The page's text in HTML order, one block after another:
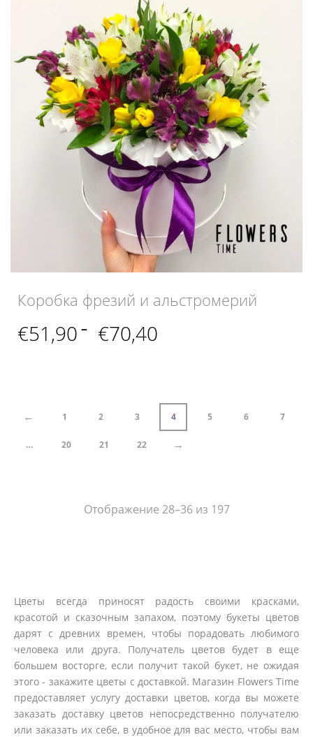
Коробка фрезий и альстромерий
€51,90 – €70,40
← 1 2 3 4 5 6 7
… 20 21 22 →
Отображение 28–36 из 197
Цветы всегда приносят радость своими красками,
красотой и сказочным запахом, поэтому букеты цветов
дарят с древних времен, чтобы порадовать любимого
человека или друга. Получатель цветов будет в еще
большем восторге, если получит такой букет, не ожидая
этого - закажите цветы с доставкой. Магазин Flowers Time
предоставляет услугу доставки цветов, когда вы можете
заказать доставку цветов непосредственно получателю
или заказать их себе, в удобное для вас место, чтобы вам